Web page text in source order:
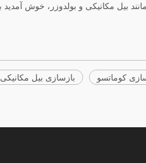
بازسازی بیل مکانیکی کوماتسو